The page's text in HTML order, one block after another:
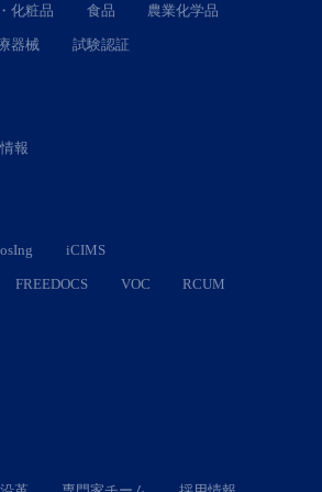
化粧品 食品 農業化学品
器械 試験認証
報
iCIMS
FREEDOCS VOC RCUM